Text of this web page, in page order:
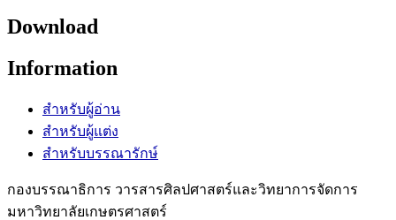
Download
Information
สำหรับผู้อ่าน
สำหรับผู้แต่ง
สำหรับบรรณารักษ์
กองบรรณาธิการ วารสารศิลปศาสตร์และวิทยาการจัดการ
มหาวิทยาลัยเกษตรศาสตร์